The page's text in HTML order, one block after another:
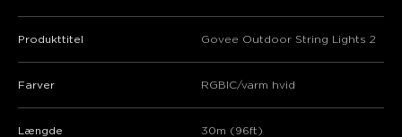
Produkttitel Govee Outdoor String Lights 2
Farver RGBIC/varm hvid
Længde 30m (96ft)